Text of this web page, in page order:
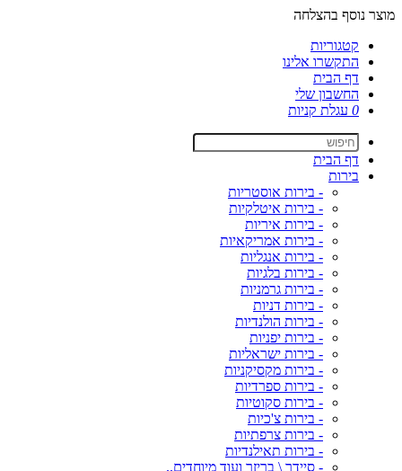
מוצר נוסף בהצלחה
קטגוריות
התקשרו אלינו
דף הבית
החשבון שלי
0 עגלת קניות
דף הבית
בירות
- בירות אוסטריות
- בירות איטלקיות
- בירות איריות
- בירות אמריקאיות
- בירות אנגליות
- בירות בלגיות
- בירות גרמניות
- בירות דניות
- בירות הולנדיות
- בירות יפניות
- בירות ישראליות
- בירות מקסיקניות
- בירות ספרדיות
- בירות סקוטיות
- בירות צ'כיות
- בירות צרפתיות
- בירות תאילנדיות
- סיידר \ בריזר ועוד מיוחדים..